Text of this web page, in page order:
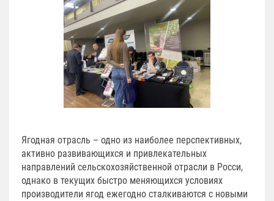
Ягодная отрасль – одно из наиболее перспективных,
активно развивающихся и привлекательных
направлений сельскохозяйственной отрасли в Росси,
однако в текущих быстро меняющихся условиях
производители ягод ежегодно сталкиваются с новыми